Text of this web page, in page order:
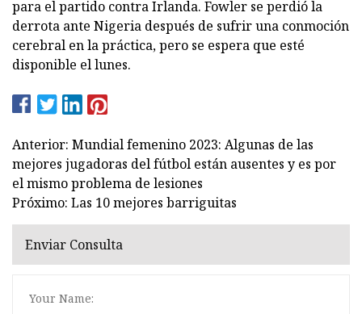
para el partido contra Irlanda. Fowler se perdió la
derrota ante Nigeria después de sufrir una conmoción
cerebral en la práctica, pero se espera que esté
disponible el lunes.
Anterior: Mundial femenino 2023: Algunas de las
mejores jugadoras del fútbol están ausentes y es por
el mismo problema de lesiones
Próximo: Las 10 mejores barriguitas
Enviar Consulta